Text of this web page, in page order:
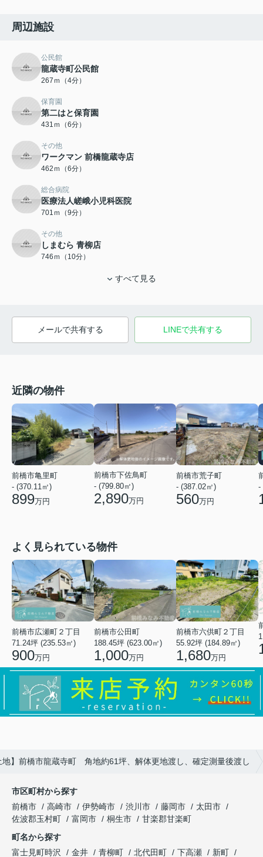
周辺施設
公民館
龍蔵寺町公民館
267ｍ（4分）
保育園
第二はと保育園
431ｍ（6分）
その他
ワークマン 前橋龍蔵寺店
462ｍ（6分）
総合病院
医療法人嵯峨小児科医院
701ｍ（9分）
その他
しまむら 青柳店
746ｍ（10分）
すべて見る
メールで共有する LINEで共有する
近隣の物件
前橋市亀里町
- (370.11㎡)
899万円
前橋市下佐鳥町
- (799.80㎡)
2,890万円
前橋市荒子町
- (387.02㎡)
560万円
-
よく見られている物件
前橋市広瀬町２丁目
71.24坪 (235.53㎡)
900万円
前橋市公田町
188.45坪 (623.00㎡)
1,000万円
前橋市六供町２丁目
55.92坪 (184.89㎡)
1,680万円
地】前橋市龍蔵寺町 角地約61坪、解体更地渡し、確定測量後渡し
市区町村から探す
前橋市
高崎市 伊勢崎市 渋川市 藤岡市
太田市
佐波郡玉村町
富岡市 桐生市
甘楽郡甘楽町
町名から探す
富士見町時沢
金井 青柳町 北代田町 下高瀬
新町